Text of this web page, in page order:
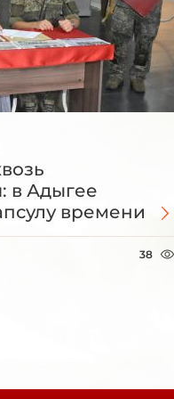
в Адыгее
времени
38